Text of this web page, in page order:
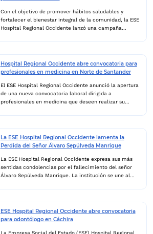
de la gestión institucional desarrollada durante el
último año. Durante la jornada, la entidad dará a
conocer información relacionada con la prestación de
Con el objetivo de promover hábitos saludables y
fortalecer el bienestar integral de la comunidad, la ESE
Hospital Regional Occidente lanzó una campaña
alimentación consciente, incentivando el consumo de
alimentos frescos y naturales, así como la reducción
compartido por la institución, una alimentación
adecuada puede influir significativamente en la salud y
calidad de vida de las personas. Asimismo, la campaña
Hospital Regional Occidente abre convocatoria para
profesionales en medicina en Norte de Santander
El ESE Hospital Regional Occidente anunció la apertura
de una nueva convocatoria laboral dirigida a
profesionales en medicina que deseen realizar su
de Cáchira, una zona clave para la atención primaria
en salud de la región. Esta oportunidad busca
garantizar una mejor cobertura médica para la
población local. De acuerdo con la información oficial,
los interesados deberán enviar su hoja de vida al correo
La ESE Hospital Regional Occidente lamenta la
Perdida del Señor Álvaro Sepúlveda Manrique
La ESE Hospital Regional Occidente expresa sus más
sentidas condolencias por el fallecimiento del señor
Álvaro Sepúlveda Manrique. La institución se une al
ESE Hospital Regional Occidente abre convocatoria
para odontólogo en Cáchira
La Empresa Social del Estado (ESE) Hospital Regional